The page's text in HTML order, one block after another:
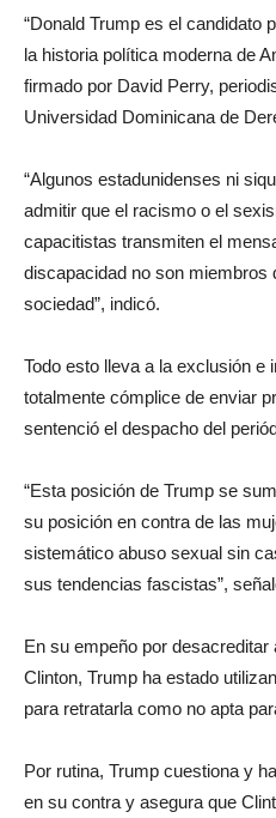
“Donald Trump es el candidato
la historia política moderna de
firmado por David Perry,
Universidad Dominicana de
“Algunos estadunidenses ni
admitir que el racismo o el
capacitistas transmiten el
discapacidad no son miembros
sociedad”, indicó.
Todo esto lleva a la exclusión e
totalmente cómplice de enviar
sentenció el despacho del
“Esta posición de Trump se
su posición en contra de las
sistemático abuso sexual sin
sus tendencias fascistas”,
En su empeño por
Clinton, Trump ha estado
para retratarla como no apta
Por rutina, Trump cuestiona y
en su contra y asegura que